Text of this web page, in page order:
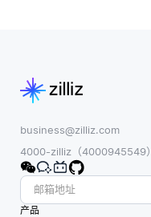
business@zilliz.com
4000-zilliz（4000945549）
产品